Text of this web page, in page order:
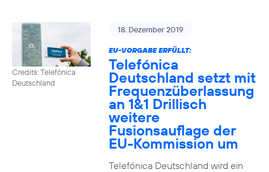
Credits: Telefónica
Deutschland
18. Dezember 2019
EU-VORGABE ERFÜLLT:
Telefónica
Deutschland setzt mit
Frequenzüberlassung
an 1&1 Drillisch
weitere
Fusionsauflage der
EU-Kommission um
Telefónica Deutschland wird ein